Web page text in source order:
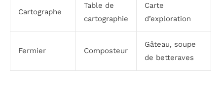
Cartographe
Table de
cartographie
Carte
d’exploration
Fermier Composteur
Gâteau, soupe
de betteraves